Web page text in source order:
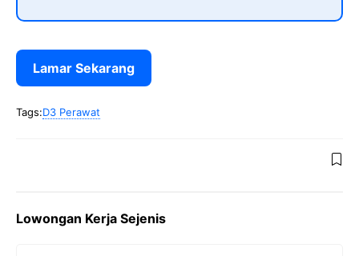
Lamar Sekarang
Tags:D3 Perawat
Lowongan Kerja Sejenis